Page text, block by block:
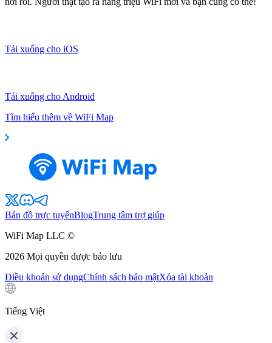
Tải xuống cho iOS
Tải xuống cho Android
Tìm hiểu thêm về WiFi Map
Bản đồ trực tuyếnBlogTrung tâm trợ giúp
WiFi Map LLC ©
2026 Mọi quyền được bảo lưu
Điều khoản sử dụngChính sách bảo mậtXóa tài khoản
Tiếng Việt